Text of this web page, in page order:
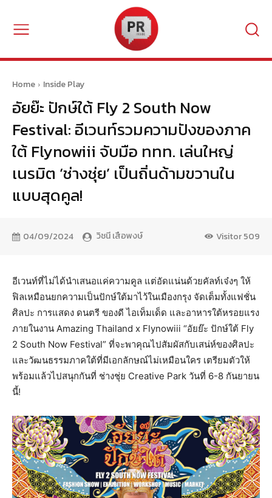
Home Inside Play
อัยย๊ะ ปักษ์ใต้ Fly 2 South Now
Festival: อีเวนท์รวมความปังของภาค
ใต้ Flynowiii จับมือ ททท. เล่นใหญ่
เนรมิต ‘ช่างชุ่ย’ เป็นถิ่นด้ามขวานใน
แบบสุดคูล!
04/09/2024 วิชนี เสือพงษ์ Visitor509
อีเวนท์ที่ไม่ได้นำเสนอแค่ความคูล แต่อัดแน่นด้วยคัลท์เจ๋งๆ ให้
ฟิลเหมือนยกความเป็นปักษ์ใต้มาไว้ในเมืองกรุง จัดเต็มทั้งแฟชั่น
ศิลปะ การแสดง ดนตรี ของดี ไอเท็มเด็ด และอาหารใต้หรอยแรง
ภายในงาน Amazing Thailand x Flynowiii “อัยย๊ะ ปักษ์ใต้ Fly
2 South Now Festival” ที่จะพาคุณไปสัมผัสกับเสน่ห์ของศิลปะ
และวัฒนธรรมภาคใต้ที่มีเอกลักษณ์ไม่เหมือนใคร เตรียมตัวให้
พร้อมแล้วไปสนุกกันที่ ช่างชุ่ย Creative Park วันที่ 6-8 กันยายน
นี้!